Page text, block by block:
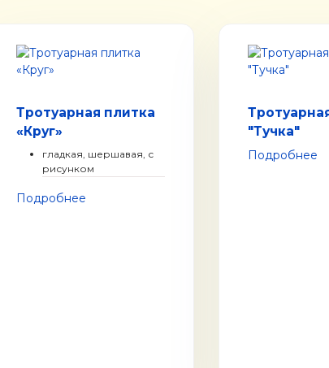
Тротуарная плитка
«Круг»
гладкая, шершавая, с
рисунком
Подробнее
"Тучка"
Подробнее